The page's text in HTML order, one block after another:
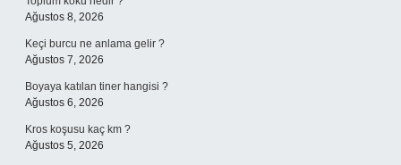
Ağustos 8, 2026
Keçi burcu ne anlama gelir ?
Ağustos 7, 2026
Boyaya katılan tiner hangisi ?
Ağustos 6, 2026
Kros koşusu kaç km ?
Ağustos 5, 2026